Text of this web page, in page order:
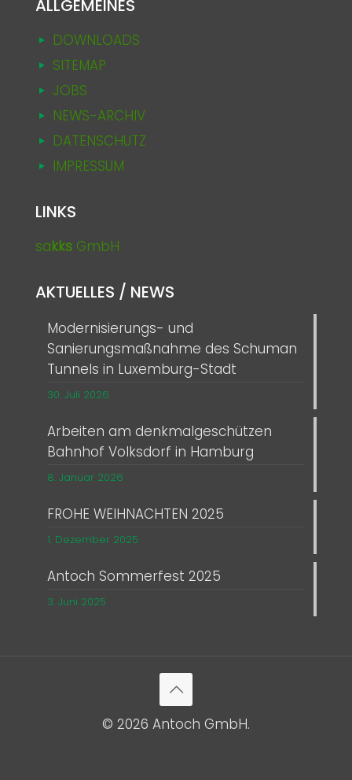
ALLGEMEINES
DOWNLOADS
SITEMAP
JOBS
NEWS-ARCHIV
DATENSCHUTZ
IMPRESSUM
LINKS
sakks GmbH
AKTUELLES / NEWS
Modernisierungs- und
Sanierungsmaßnahme des Schuman
Tunnels in Luxemburg-Stadt
30. Juli 2026
Arbeiten am denkmalgeschützen
Bahnhof Volksdorf in Hamburg
8. Januar 2026
FROHE WEIHNACHTEN 2025
1. Dezember 2025
Antoch Sommerfest 2025
3. Juni 2025
© 2026 Antoch GmbH.